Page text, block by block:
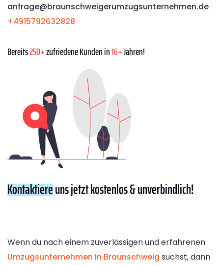
anfrage@braunschweigerumzugsunternehmen.de
+4915792632828
Bereits250+zufriedene Kunden in16+Jahren!
Kontaktiereuns jetzt kostenlos & unverbindlich!
Wenn du nach einem zuverlässigen und erfahrenen
Umzugsunternehmen in Braunschweig suchst, dann